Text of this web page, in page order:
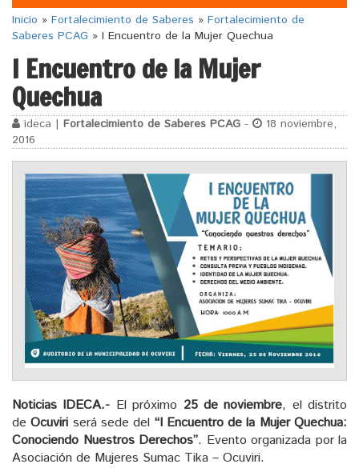
Inicio » Fortalecimiento de Saberes » Fortalecimiento de
Saberes PCAG » I Encuentro de la Mujer Quechua
I Encuentro de la Mujer
Quechua
ideca | Fortalecimiento de Saberes PCAG -
18 noviembre,
2016
Noticias IDECA.- El próximo 25 de noviembre, el distrito
de Ocuviri será sede del “I Encuentro de la Mujer Quechua:
Conociendo Nuestros Derechos”. Evento organizada por la
Asociación de Mujeres Sumac Tika – Ocuviri.